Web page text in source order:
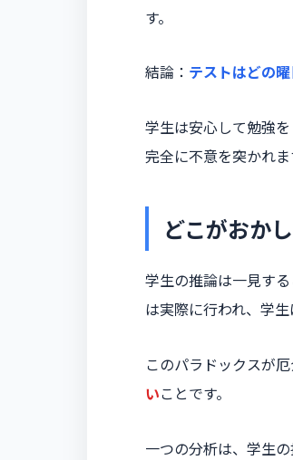
す。
結論： テストはどの
学生は安心して勉強
完全に不意を突かれ
どこがおか
学生の推論は一見す
は実際に行われ、学生
このパラドックスが厄
いことです。
一つの分析は、学生